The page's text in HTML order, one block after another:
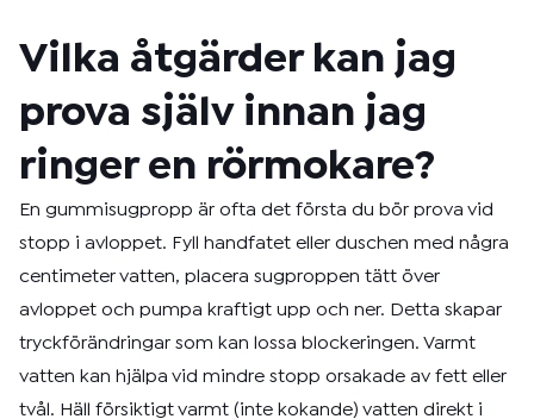
Vilka åtgärder kan jag
prova själv innan jag
ringer en rörmokare?
En gummisugpropp är ofta det första du bör prova vid
stopp i avloppet. Fyll handfatet eller duschen med några
centimeter vatten, placera sugproppen tätt över
avloppet och pumpa kraftigt upp och ner. Detta skapar
tryckförändringar som kan lossa blockeringen. Varmt
vatten kan hjälpa vid mindre stopp orsakade av fett eller
tvål. Häll försiktigt varmt (inte kokande) vatten direkt i